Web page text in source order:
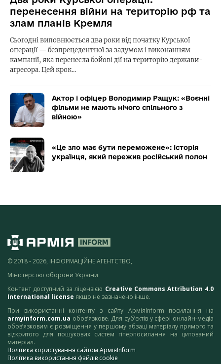
перенесення війни на територію рф та
злам планів Кремля
Сьогодні виповнюється два роки від початку Курської
операції — безпрецедентної за задумом і виконанням
кампанії, яка перенесла бойові дії на територію держави-
агресора. Цей крок…
Актор і офіцер Володимир Ращук: «Воєнні
фільми не мають нічого спільного з
війною»
«Це зло має бути переможене»: історія
українця, який пережив російський полон
© 2018 - 2026, ІНФОРМАЦІЙНЕ АГЕНТСТВО,
Міністерство оборони України
Контент доступний за ліцензією Creative Commons Attribution 4.0
International license якщо не зазначено інше.
При використанні контенту з сайту АрміяInform посилання на
armyinform.com.ua обов’язкове. Для суб’єктів у сфері онлайн-медіа
обов’язковим є розміщення у першому абзаці матеріалу прямого та
відкритого для пошукових систем гіперпосилання на цитований
матеріал.
Політика користування сайтом АрміяInform
Політика використання файлів cookie